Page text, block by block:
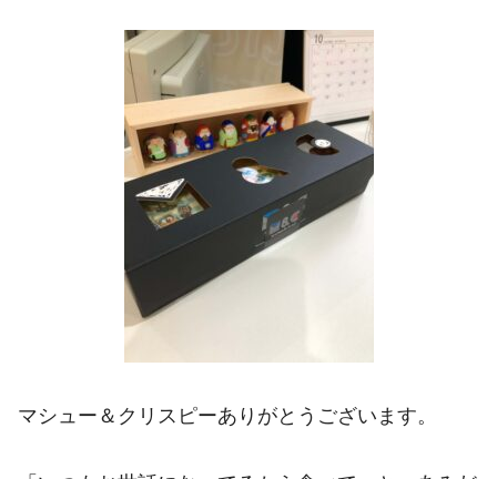
マシュー＆クリスピーありがとうございます。